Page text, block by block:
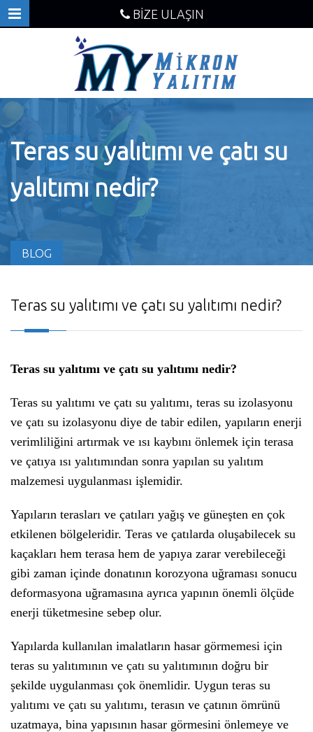
BİZE ULAŞIN
Teras su yalıtımı ve çatı su
yalıtımı nedir?
BLOG
Teras su yalıtımı ve çatı su yalıtımı nedir?
Teras su yalıtımı ve çatı su yalıtımı nedir?
Teras su yalıtımı ve çatı su yalıtımı, teras su izolasyonu
ve çatı su izolasyonu diye de tabir edilen, yapıların enerji
verimliliğini artırmak ve ısı kaybını önlemek için terasa
ve çatıya ısı yalıtımından sonra yapılan su yalıtım
malzemesi uygulanması işlemidir.
Yapıların terasları ve çatıları yağış ve güneşten en çok
etkilenen bölgeleridir. Teras ve çatılarda oluşabilecek su
kaçakları hem terasa hem de yapıya zarar verebileceği
gibi zaman içinde donatının korozyona uğraması sonucu
deformasyona uğramasına ayrıca yapının önemli ölçüde
enerji tüketmesine sebep olur.
Yapılarda kullanılan imalatların hasar görmemesi için
teras su yalıtımının ve çatı su yalıtımının doğru bir
şekilde uygulanması çok önemlidir. Uygun teras su
yalıtımı ve çatı su yalıtımı, terasın ve çatının ömrünü
uzatmaya, bina yapısının hasar görmesini önlemeye ve